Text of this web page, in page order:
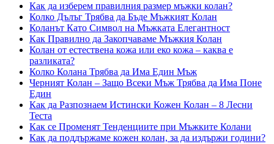
Как да изберем правилния размер мъжки колан?
Колко Дълъг Трябва да Бъде Мъжкият Колан
Коланът Като Символ на Мъжката Елегантност
Как Правилно да Закопчаваме Мъжкия Колан
Колан от естествена кожа или еко кожа – каква е
разликата?
Колко Колана Трябва да Има Един Мъж
Черният Колан – Защо Всеки Мъж Трябва да Има Поне
Един
Как да Разпознаем Истински Кожен Колан – 8 Лесни
Теста
Как се Променят Тенденциите при Мъжките Колани
Как да поддържаме кожен колан, за да издържи години?